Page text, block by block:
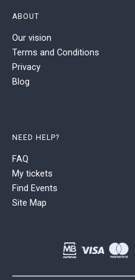
ABOUT
Our vision
Terms and Conditions
Privacy
Blog
NEED HELP?
FAQ
My tickets
Find Events
Site Map